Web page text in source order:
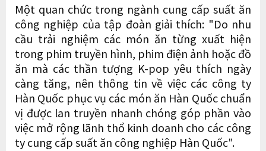
Một quan chức trong ngành cung cấp suất ăn
công nghiệp của tập đoàn giải thích: "Do nhu
cầu trải nghiệm các món ăn từng xuất hiện
trong phim truyền hình, phim điện ảnh hoặc đồ
ăn mà các thần tượng K-pop yêu thích ngày
càng tăng, nên thông tin về việc các công ty
Hàn Quốc phục vụ các món ăn Hàn Quốc chuẩn
vị được lan truyền nhanh chóng góp phần vào
việc mở rộng lãnh thổ kinh doanh cho các công
ty cung cấp suất ăn công nghiệp Hàn Quốc".